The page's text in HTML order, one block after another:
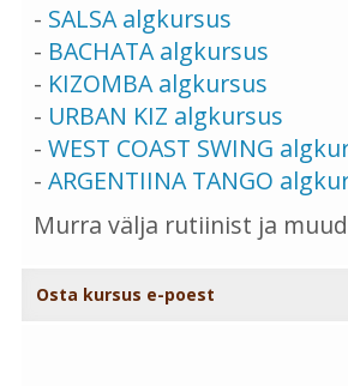
- SALSA algkursus
- BACHATA algkursus
- KIZOMBA algkursus
- URBAN KIZ algkursus
- WEST COAST SWING
- ARGENTIINA TANGO
Murra välja rutiinist ja
Osta kursus e-poest